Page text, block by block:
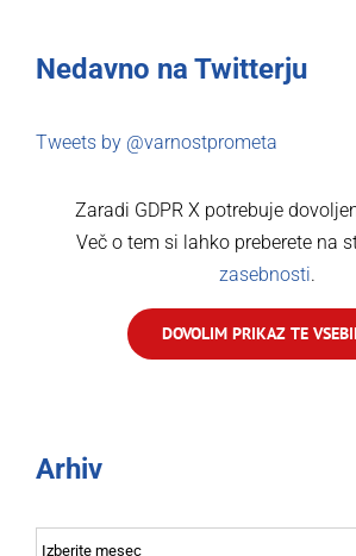
Nedavno na Twitterju
Tweets by @varnostprometa
Zaradi GDPR X potrebuje
Več o tem si lahko preberete na
zasebnosti.
DOVOLIM PRIKAZ TE
Arhiv
Arhiv